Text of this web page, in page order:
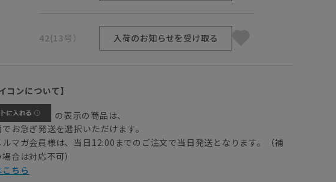
42(13号） 入荷のお知らせを受け取る
コンについて】
の表示の商品は、
お急ぎ発送を選択いただけます。
ルマガ会員様は、当日12:00までのご注文で当日発送となります。（補
合は対応不可）
ちら